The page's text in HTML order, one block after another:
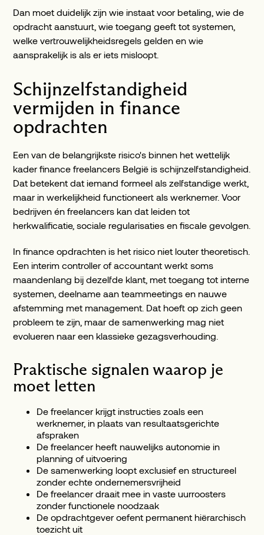
Dan moet duidelijk zijn wie instaat voor betaling, wie de
opdracht aanstuurt, wie toegang geeft tot systemen,
welke vertrouwelijkheidsregels gelden en wie
aansprakelijk is als er iets misloopt.
Schijnzelfstandigheid
vermijden in finance
opdrachten
Een van de belangrijkste risico's binnen het wettelijk
kader finance freelancers België is schijnzelfstandigheid.
Dat betekent dat iemand formeel als zelfstandige werkt,
maar in werkelijkheid functioneert als werknemer. Voor
bedrijven én freelancers kan dat leiden tot
herkwalificatie, sociale regularisaties en fiscale gevolgen.
In finance opdrachten is het risico niet louter theoretisch.
Een interim controller of accountant werkt soms
maandenlang bij dezelfde klant, met toegang tot interne
systemen, deelname aan teammeetings en nauwe
afstemming met management. Dat hoeft op zich geen
probleem te zijn, maar de samenwerking mag niet
evolueren naar een klassieke gezagsverhouding.
Praktische signalen waarop je
moet letten
De freelancer krijgt instructies zoals een
werknemer, in plaats van resultaatsgerichte
afspraken
De freelancer heeft nauwelijks autonomie in
planning of uitvoering
De samenwerking loopt exclusief en structureel
zonder echte ondernemersvrijheid
De freelancer draait mee in vaste uurroosters
zonder functionele noodzaak
De opdrachtgever oefent permanent hiërarchisch
toezicht uit